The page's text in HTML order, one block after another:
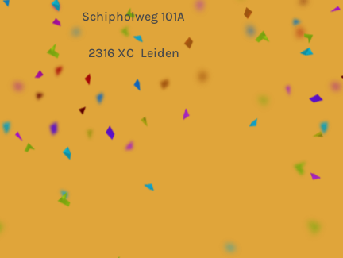
Schipholweg 101A
2316 XC Leiden